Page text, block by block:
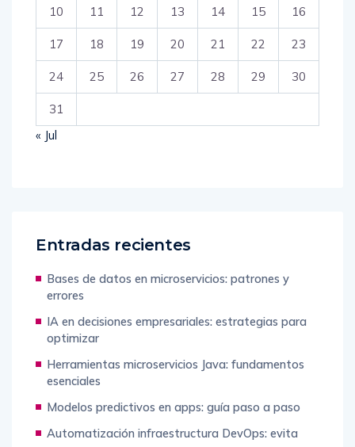
10 11 12 13 14 15 16
17 18 19 20 21 22 23
24 25 26 27 28 29 30
31
« Jul
Entradas recientes
Bases de datos en microservicios: patrones y
errores
IA en decisiones empresariales: estrategias para
optimizar
Herramientas microservicios Java: fundamentos
esenciales
Modelos predictivos en apps: guía paso a paso
Automatización infraestructura DevOps: evita